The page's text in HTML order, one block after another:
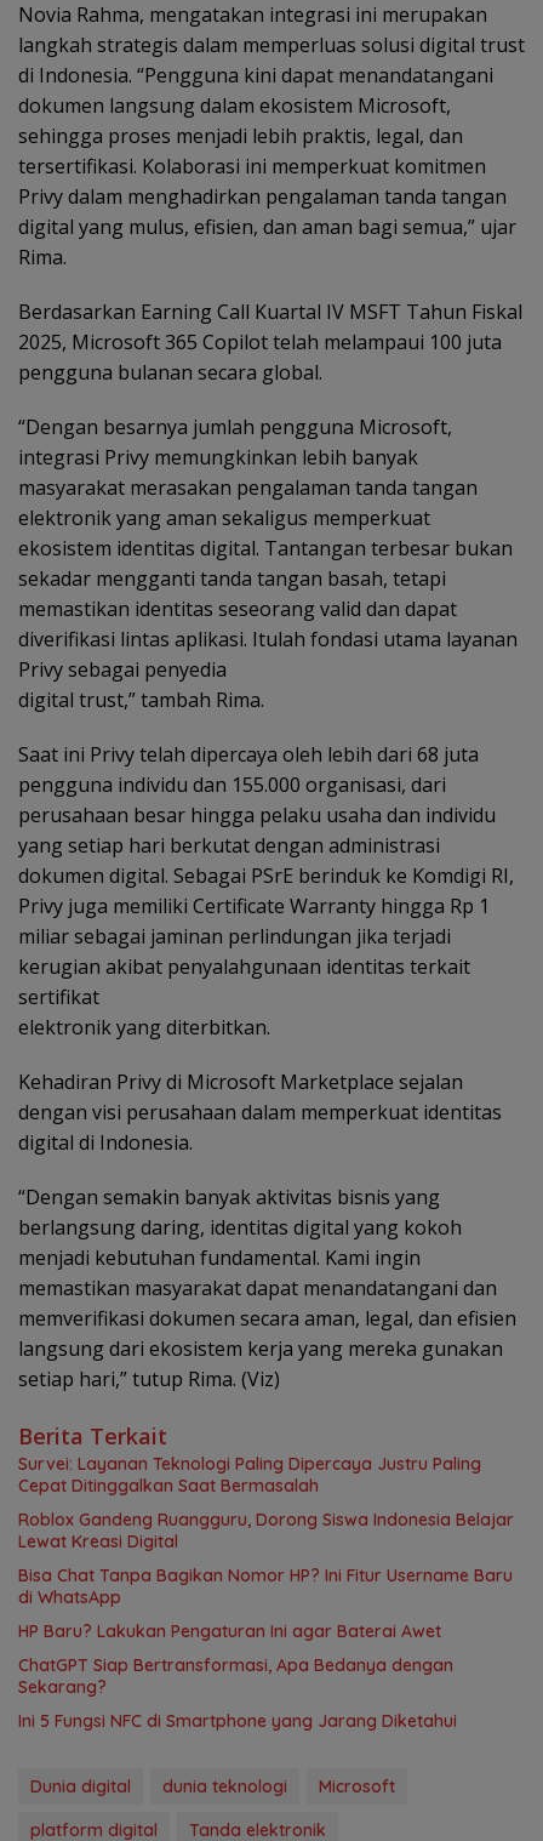
Novia Rahma, mengatakan integrasi ini merupakan
langkah strategis dalam memperluas solusi digital trust
di Indonesia. “Pengguna kini dapat menandatangani
dokumen langsung dalam ekosistem Microsoft,
sehingga proses menjadi lebih praktis, legal, dan
tersertifikasi. Kolaborasi ini memperkuat komitmen
Privy dalam menghadirkan pengalaman tanda tangan
digital yang mulus, efisien, dan aman bagi semua,” ujar
Rima.
Berdasarkan Earning Call Kuartal IV MSFT Tahun Fiskal
2025, Microsoft 365 Copilot telah melampaui 100 juta
pengguna bulanan secara global.
“Dengan besarnya jumlah pengguna Microsoft,
integrasi Privy memungkinkan lebih banyak
masyarakat merasakan pengalaman tanda tangan
elektronik yang aman sekaligus memperkuat
ekosistem identitas digital. Tantangan terbesar bukan
sekadar mengganti tanda tangan basah, tetapi
memastikan identitas seseorang valid dan dapat
diverifikasi lintas aplikasi. Itulah fondasi utama layanan
Privy sebagai penyedia
digital trust,” tambah Rima.
Saat ini Privy telah dipercaya oleh lebih dari 68 juta
pengguna individu dan 155.000 organisasi, dari
perusahaan besar hingga pelaku usaha dan individu
yang setiap hari berkutat dengan administrasi
dokumen digital. Sebagai PSrE berinduk ke Komdigi RI,
Privy juga memiliki Certificate Warranty hingga Rp 1
miliar sebagai jaminan perlindungan jika terjadi
kerugian akibat penyalahgunaan identitas terkait
sertifikat
elektronik yang diterbitkan.
Kehadiran Privy di Microsoft Marketplace sejalan
dengan visi perusahaan dalam memperkuat identitas
digital di Indonesia.
“Dengan semakin banyak aktivitas bisnis yang
berlangsung daring, identitas digital yang kokoh
menjadi kebutuhan fundamental. Kami ingin
memastikan masyarakat dapat menandatangani dan
memverifikasi dokumen secara aman, legal, dan efisien
langsung dari ekosistem kerja yang mereka gunakan
setiap hari,” tutup Rima. (Viz)
Berita Terkait
Survei: Layanan Teknologi Paling Dipercaya Justru Paling
Cepat Ditinggalkan Saat Bermasalah
Roblox Gandeng Ruangguru, Dorong Siswa Indonesia Belajar
Lewat Kreasi Digital
Bisa Chat Tanpa Bagikan Nomor HP? Ini Fitur Username Baru
di WhatsApp
HP Baru? Lakukan Pengaturan Ini agar Baterai Awet
ChatGPT Siap Bertransformasi, Apa Bedanya dengan
Sekarang?
Ini 5 Fungsi NFC di Smartphone yang Jarang Diketahui
Dunia digital dunia teknologi
Microsoft
platform digital
Tanda elektronik